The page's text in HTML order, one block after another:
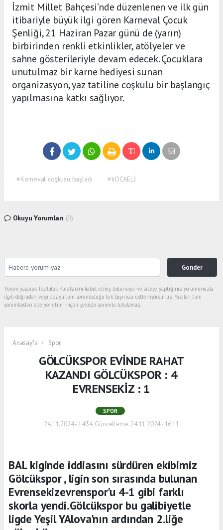
İzmit Millet Bahçesi’nde düzenlenen ve ilk gün
itibariyle büyük ilgi gören Karneval Çocuk
Şenliği, 21 Haziran Pazar günü de (yarın)
birbirinden renkli etkinlikler, atölyeler ve
sahne gösterileriyle devam edecek. Çocuklara
unutulmaz bir karne hediyesi sunan
organizasyon, yaz tatiline coşkulu bir başlangıç
yapılmasına katkı sağlıyor.
#Karneval coşkusu başladı #kOCAELİ
Okuyu Yorumları (0)
Gonder
Yorum yazarak Topluluk Kuralları’nı kabul etmiş bulunuyor ve siteye yaptığınız yorumunuzla
ilgili doğrudan veya dolaylı tüm sorumluluğu tek başınıza üstleniyorsunuz. Yazılan tüm
yorumlardan site yönetimi hiçbir şekilde sorumlu tutulamaz.
Anasayfa Spor
GÖLCÜKSPOR EVİNDE RAHAT
KAZANDI GÖLCÜKSPOR : 4
EVRENSEKİZ : 1
SPOR
24.11.2024 - 14:34, Güncelleme: 24.11.2024 - 16:11
BAL kiginde iddiasını sürdüren ekibimiz
Gölcükspor , ligin son sırasında bulunan
Evrensekizevrenspor'u 4-1 gibi farklı
skorla yendi.Gölcükspor bu galibiyetle
ligde Yeşil YAlova'nın ardından 2.liğe